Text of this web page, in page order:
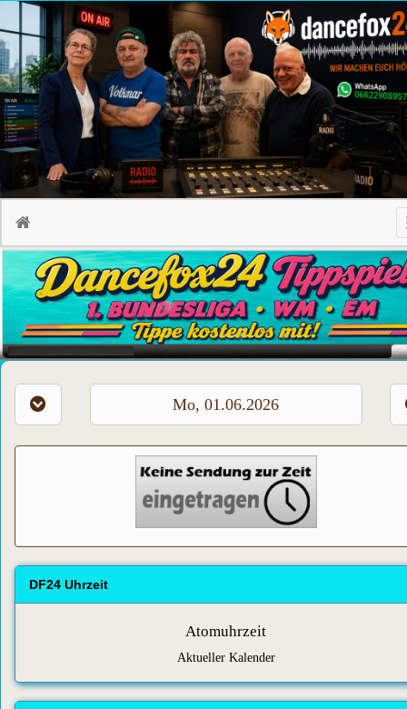
Mo, 01.06.2026
DF24 Uhrzeit
Atomuhrzeit
Aktueller Kalender